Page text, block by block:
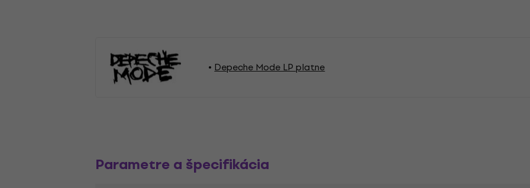
Depeche Mode LP platne
Parametre a špecifikácia